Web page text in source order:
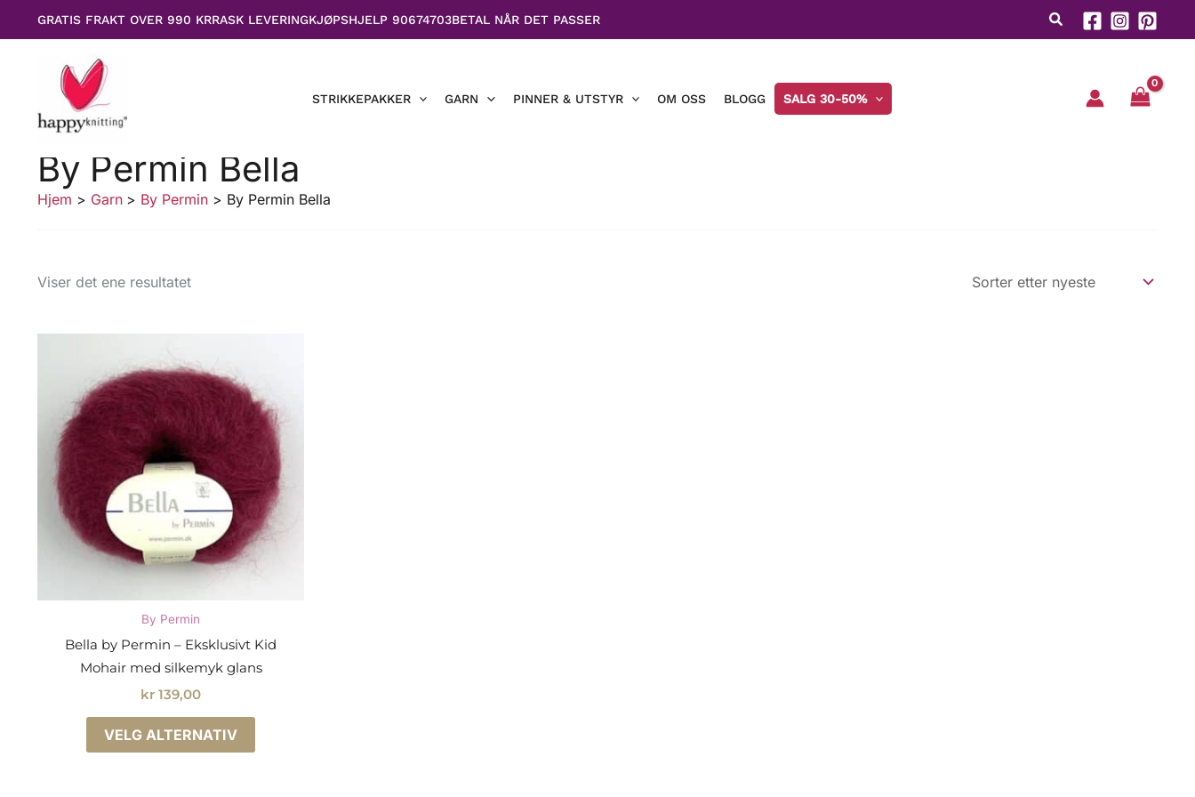
GRATIS FRAKT OVER 990 KRRASK LEVERINGKJØPSHJELP 90674703BETAL NÅR DET PASSER
STRIKKEPAKKER GARN PINNER & UTSTYR OM OSS BLOGG SALG 30-50%
By Permin Bella
Hjem Garn By Permin By Permin Bella
Viser det ene resultatet
By Permin
Bella by Permin – Eksklusivt Kid
Mohair med silkemyk glans
kr 139,00
VELG ALTERNATIV
Dette